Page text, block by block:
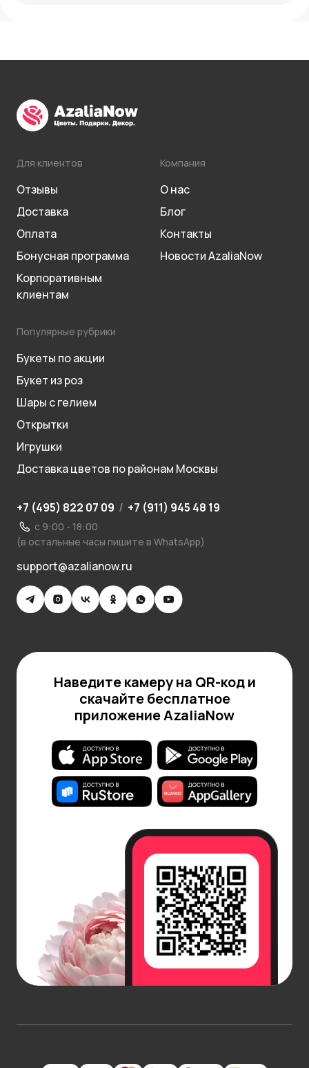
Для клиентов
Отзывы
Доставка
Оплата
Бонусная программа
Корпоративным
клиентам
Компания
О нас
Блог
Контакты
Новости AzaliaNow
Популярные рубрики
Букеты по акции
Букет из роз
Шары с гелием
Открытки
Игрушки
Доставка цветов по районам Москвы
+7 (495) 822 07 09 / +7 (911) 945 48 19
с 9:00 - 18:00
(в остальные часы пишите в WhatsApp)
support@azalianow.ru
Наведите камеру на QR-код и
скачайте бесплатное
приложение AzaliaNow